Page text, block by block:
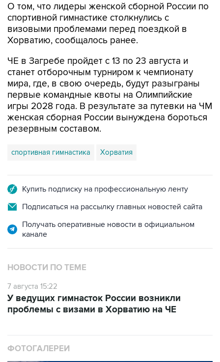
О том, что лидеры женской сборной России по
спортивной гимнастике столкнулись с
визовыми проблемами перед поездкой в
Хорватию, сообщалось ранее.
ЧЕ в Загребе пройдет с 13 по 23 августа и
станет отборочным турниром к чемпионату
мира, где, в свою очередь, будут разыграны
первые командные квоты на Олимпийские
игры 2028 года. В результате за путевки на ЧМ
женская сборная России вынуждена бороться
резервным составом.
спортивная гимнастика Хорватия
Купить подписку на профессиональную ленту
Подписаться на рассылку главных новостей сайта
Получать оперативные новости в официальном
канале
НОВОСТИ ПО ТЕМЕ
7 августа 15:22
У ведущих гимнасток России возникли
проблемы с визами в Хорватию на ЧЕ
ФОТОГАЛЕРЕИ